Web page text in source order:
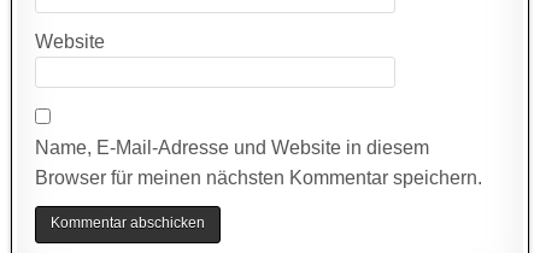
Website
Name, E-Mail-Adresse und Website in diesem
Browser für meinen nächsten Kommentar speichern.